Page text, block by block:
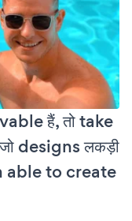
हैं, तो take
designs लकड़ी
able to create